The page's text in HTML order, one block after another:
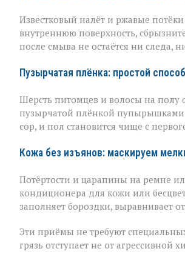
Известковый налёт и ржавые
внутреннюю поверхность,
после смыва не остаётся ни следа,
Пузырчатая плёнка: простой
Шерсть питомцев и волосы на полу
пузырчатой плёнкой пупырышками
сор, и пол становится чище с
Кожа без изъянов: маскируем
Потёртости и царапины на ремне
кондиционера для кожи или
заполняет бороздки, выравнивает
Эти приёмы не требуют
грязь отступает не от